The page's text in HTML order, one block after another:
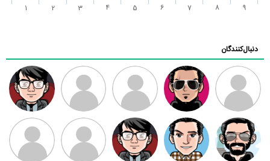
1 2 3 4 5 6 7 8 9
دنبال‌کنندگان
ممدرضا رضا کاظمی زهرا ~ ابتین
سید محمد
موسوی